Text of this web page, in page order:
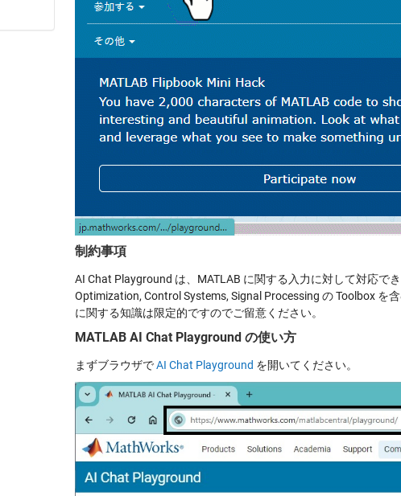
制約事項
AI Chat Playground は、MATLAB に関する入力に対して対応で
Optimization, Control Systems, Signal Processing の Toolbox を
に関する知識は限定的ですのでご留意ください。
MATLAB AI Chat Playground の使い方
まずブラウザでAI Chat Playground を開いてください。